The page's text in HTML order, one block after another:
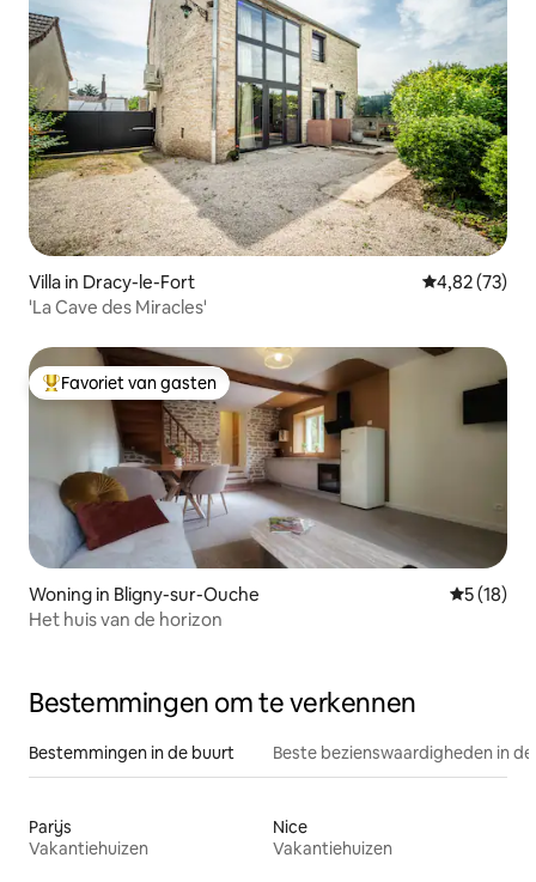
Villa in Dracy-le-Fort Gemiddelde
4,82 (73)
'La Cave des Miracles'
Topfavoriet van gasten
Favoriet van gasten
Woning in Bligny-sur-Ouche
5 (18)
Het huis van de horizon
Bestemmingen om te verkennen
Bestemmingen in de buurt Beste bezienswaardigheden in
Parijs
Vakantiehuizen
Nice
Vakantiehuizen